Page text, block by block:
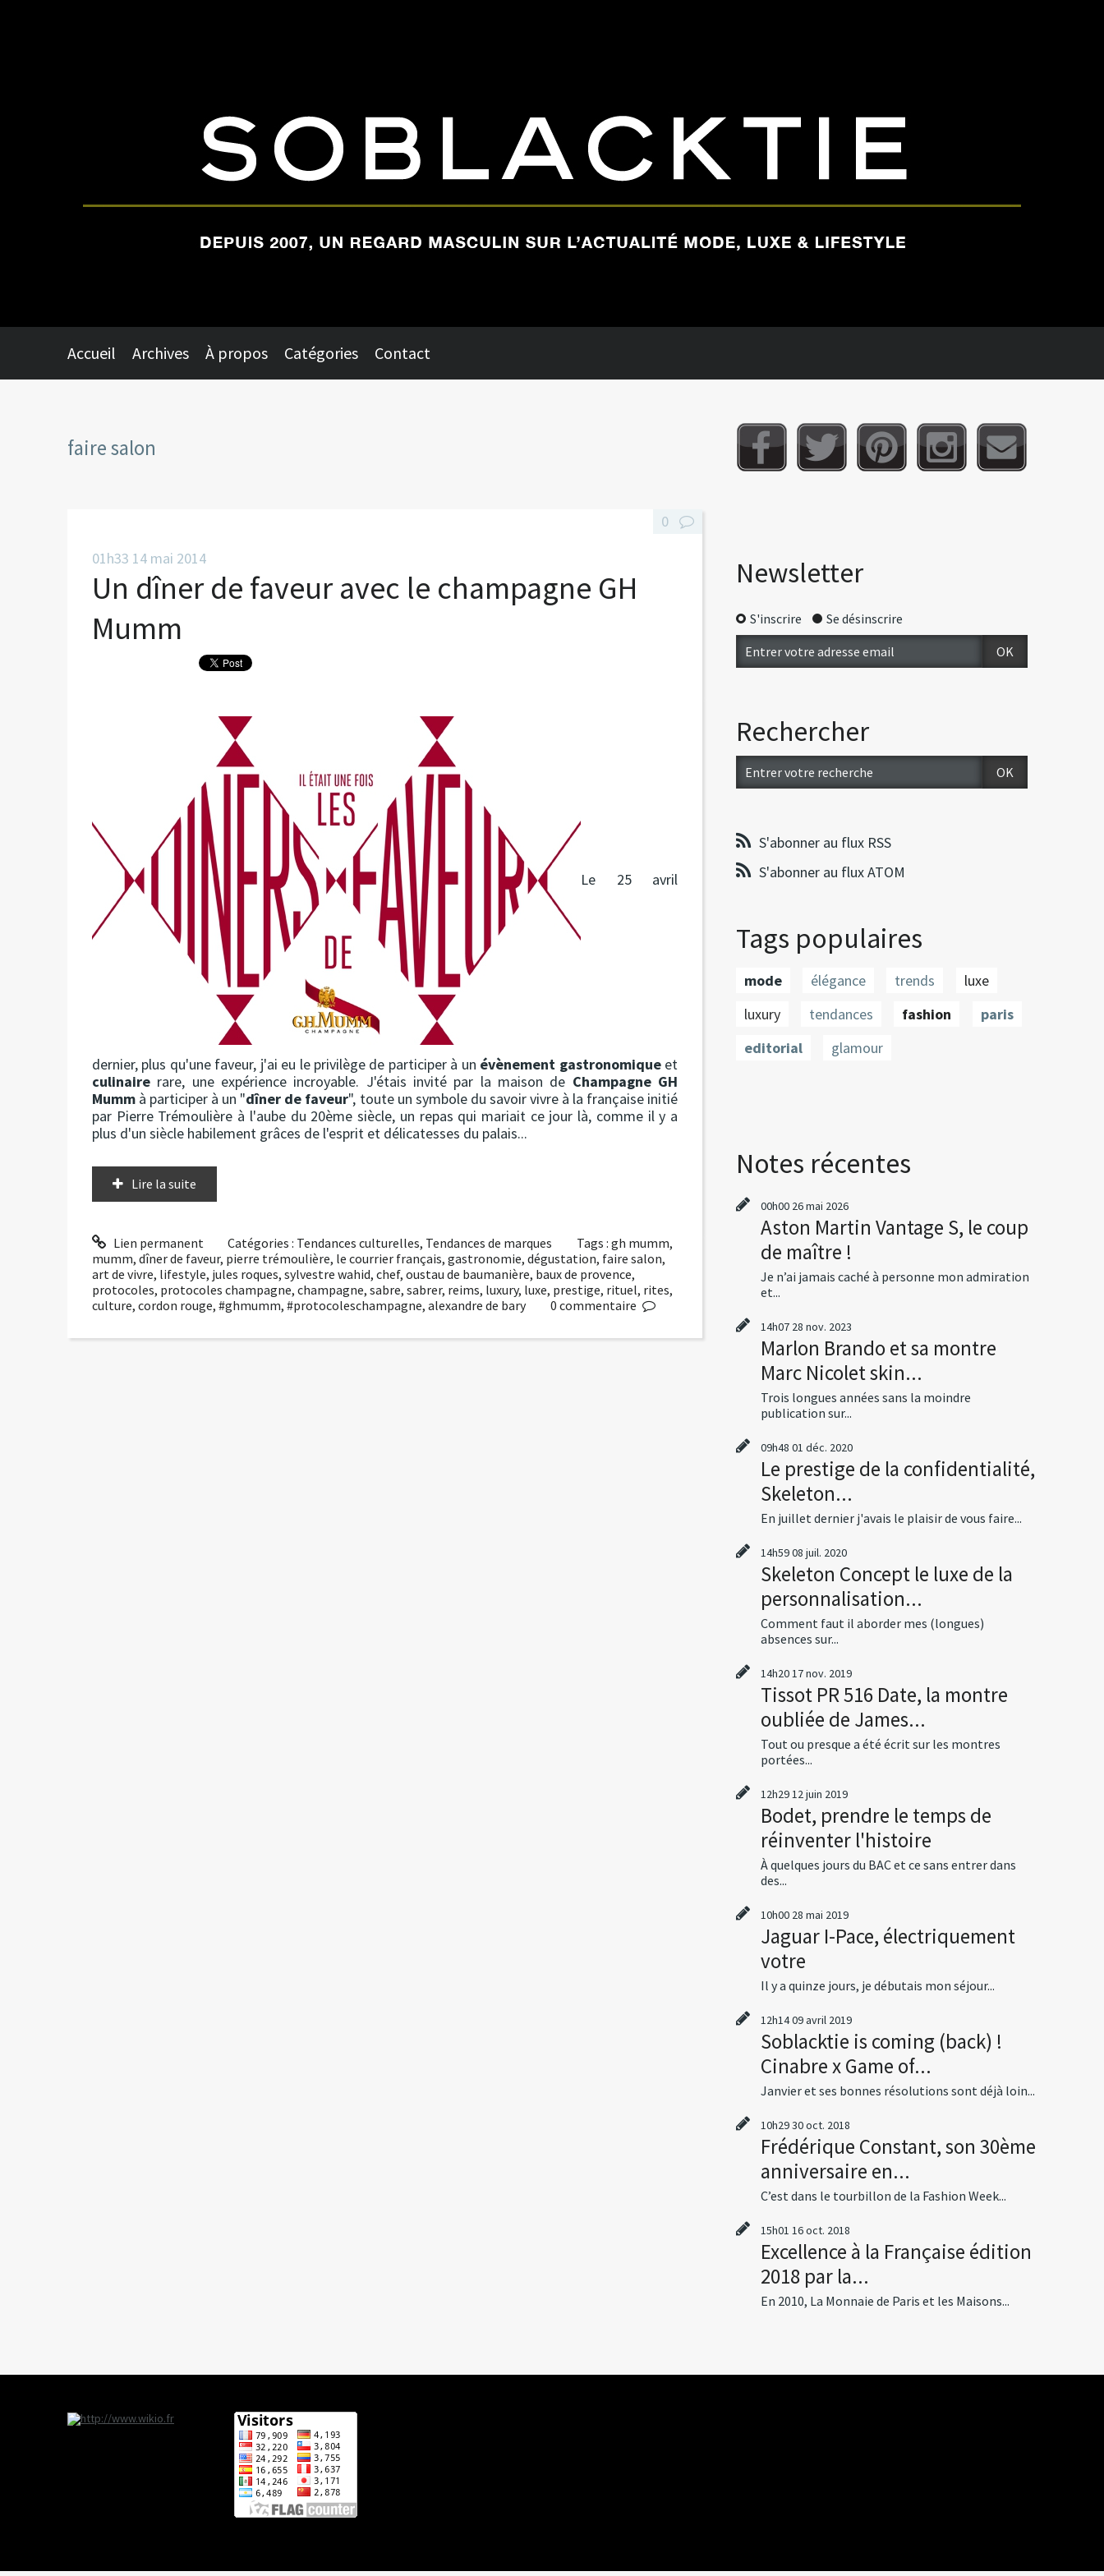
Accueil Archives À propos Catégories Contact
faire salon
01h33 14 mai 2014
Un dîner de faveur avec le champagne GH
Mumm
Le 25 avril
dernier, plus qu'une faveur, j'ai eu le privilège de participer à un évènement gastronomiqueet
culinaire rare, une expérience incroyable. J'étais invité par la maison de Champagne GH
Mumm à participer à un "dîner de faveur", toute un symbole du savoir vivre à la française initié
par Pierre Trémoulière à l'aube du 20ème siècle, un repas qui mariait ce jour là, comme il y a
plus d'un siècle habilement grâces de l'esprit et délicatesses du palais...
Lire la suite
Lien permanent Catégories : Tendances culturelles, Tendances de marques Tags :gh mumm,
mumm, dîner de faveur, pierre trémoulière, le courrier français, gastronomie, dégustation, faire salon,
art de vivre, lifestyle, jules roques, sylvestre wahid, chef, oustau de baumanière, baux de provence,
protocoles, protocoles champagne, champagne, sabre, sabrer, reims, luxury, luxe, prestige, rituel, rites,
culture, cordon rouge, #ghmumm, #protocoleschampagne, alexandre de bary
0
0 commentaire
Newsletter
S'inscrire Se désinscrire
Rechercher
S'abonner au flux RSS
S'abonner au flux ATOM
Tags populaires
mode élégance trends
luxe
luxury
tendances fashion
paris
editorial
glamour
Notes récentes
00h00 26mai 2026
Aston Martin Vantage S, le coup
de maître !
Je n’ai jamais caché à personne mon admiration
et...
14h07 28 nov. 2023
Marlon Brando et sa montre
Marc Nicolet skin...
Trois longues années sans la moindre
publication sur...
09h48 01 déc. 2020
Le prestige de la confidentialité,
Skeleton...
En juillet dernier j'avais le plaisir de vous faire...
14h5908 juil. 2020
Skeleton Concept le luxe de la
personnalisation...
Comment faut il aborder mes (longues)
absences sur...
14h2017nov. 2019
Tissot PR 516 Date, la montre
oubliée de James...
Tout ou presque a été écrit sur les montres
portées...
12h2912juin 2019
Bodet, prendre le temps de
réinventer l'histoire
À quelques jours du BAC et ce sans entrer dans
des...
10h00 28 mai 2019
Jaguar I-Pace, électriquement
votre
Il y a quinze jours, je débutais mon séjour...
12h1409avril 2019
Soblacktie is coming (back) !
Cinabre x Game of...
Janvier et ses bonnes résolutions sont déjà loin...
10h2930oct. 2018
Frédérique Constant, son 30ème
anniversaire en...
C’est dans le tourbillon de la Fashion Week...
15h01 16oct. 2018
Excellence à la Française édition
2018 par la...
En 2010, La Monnaie de Paris et les Maisons...